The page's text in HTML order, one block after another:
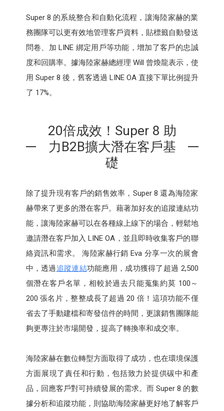
Super 8 的系統整合和自動化流程，讓海陸家赫的業
務團隊可以更有效地管理客戶資料，貼標籤自動發送
問卷、加 LINE 綁定用戶等功能，增加了客戶的忠誠
度和回購率。據海陸家赫總經理 Will 曾煥龍表示，使
用 Super 8 後，舊客透過 LINE OA 直接下單比例提升
了 17%。
20倍成效！Super 8 助
力B2B擴大潛在客戶基
礎
除了提升現有客戶的銷售效率，Super 8 還為海陸家
赫帶來了更多的潛在客戶。藉著加好友的追蹤連結功
能，讓海陸家赫可以在各種線上線下的場合，輕鬆地
邀請潛在客戶加入 LINE OA，並且即時收集客戶的聯
絡資訊和需求。 海陸家赫行銷 Eva 分享一次的展會
中，透過追蹤連結功能應用，成功獲得了超過 2,500
個潛在客戶名單，相較於過去只能蒐集約莫 100～
200 張名片，整整成長了超過 20 倍！這項功能不僅
省去了手動建檔和寄發信件的時間，更讓銷售團隊能
夠更專注於市場開發，提高了轉換率和成交率。
海陸家赫在數位轉型方面取得了成功，也在環境保護
方面展現了責任和行動，包括致力於提供碳中和產
品，回應客戶對可持續發展的需求。而 Super 8 的數
據分析和追蹤功能，則協助海陸家赫更好地了解客戶